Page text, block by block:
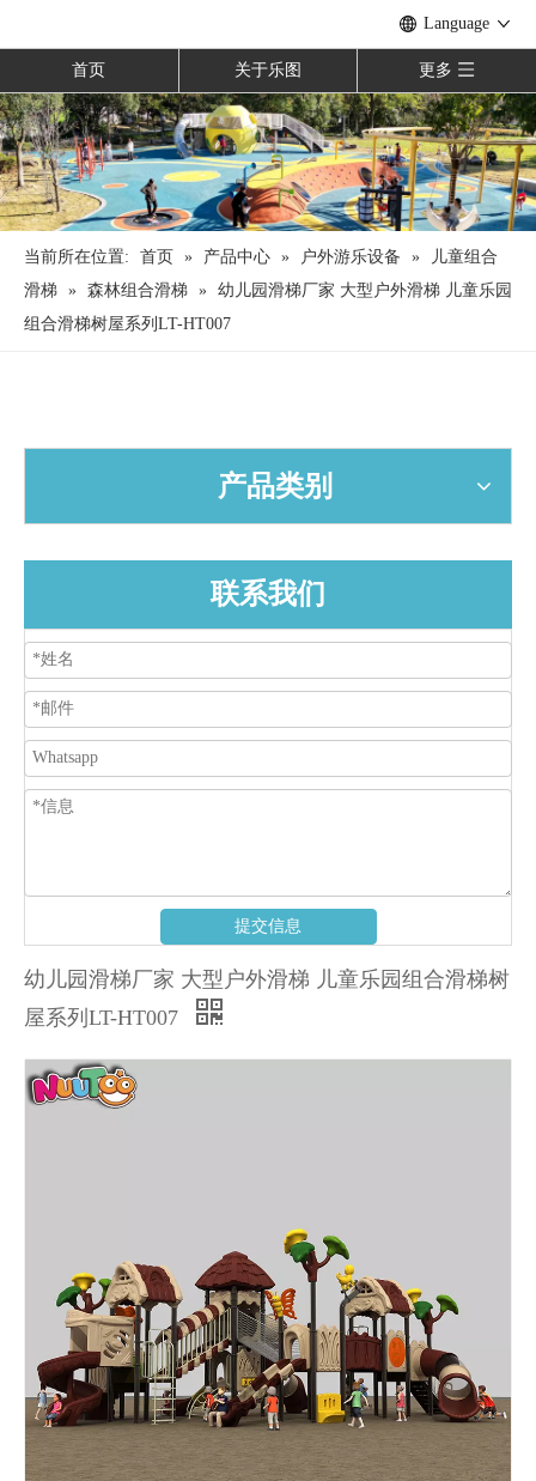
Language
首页 关于乐图 更多
当前所在位置: 首页 » 产品中心 » 户外游乐设备 »
儿童组合
滑梯 » 森林组合滑梯 » 幼儿园滑梯厂家 大型户外滑梯 儿童乐园
组合滑梯树屋系列LT-HT007
产品类别
联系我们
提交信息
幼儿园滑梯厂家 大型户外滑梯 儿童乐园组合滑梯树
屋系列LT-HT007